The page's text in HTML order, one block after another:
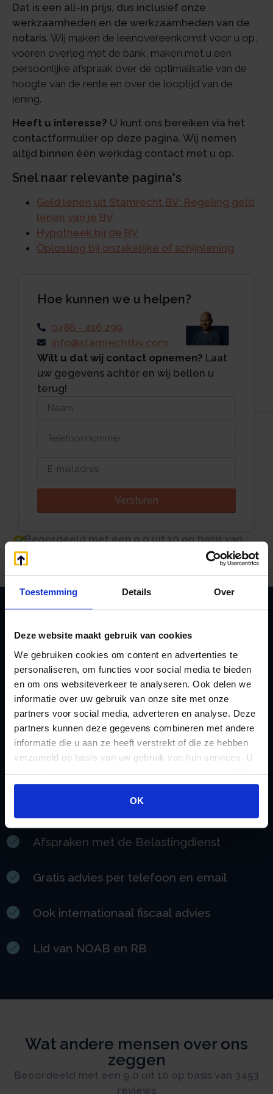
Toestemming Details Over
Deze website maakt gebruik van cookies
We gebruiken cookies om content en advertenties te
personaliseren, om functies voor social media te bieden
en om ons websiteverkeer te analyseren. Ook delen we
informatie over uw gebruik van onze site met onze
partners voor social media, adverteren en analyse. Deze
partners kunnen deze gegevens combineren met andere
informatie die u aan ze heeft verstrekt of die ze hebben
verzameld op basis van uw gebruik van hun services. U
gaat akkoord met onze cookies als u onze website blijft
gebruiken.
OK
Dat is een all-in prijs, dus inclusief onze
werkzaamheden en de werkzaamheden van de
notaris. Wij maken de leenovereenkomst voor u op,
voeren overleg met de bank, maken met u een
persoonlijke afspraak over de optimalisatie van de
hoogte van de rente en over de looptijd van de
lening.
Heeft u interesse? U kunt ons bereiken via het
contactformulier op deze pagina. Wij nemen
altijd binnen één werkdag contact met u op.
Snel naar relevante pagina's
Geld lenen uit Stamrecht BV: Regeling geld
lenen van je BV
Hypotheek bij de BV
Oplossing bij onzakelijke of schijnlening
Hoe kunnen we u helpen?
0486 - 416 299
info@stamrechtbv.com
Wilt u dat wij contact opnemen? Laat
uw gegevens achter en wij bellen u
terug!
Versturen
Beoordeeld met een 9.0 uit 10 op basis van
3453 reviews
Waarom u vanaf nu kiest voor
Kroese en Geraerts
Marktleider in Nederland
24/7 inzicht in uw administratie
Zeer lage tarieven
Altijd een vaste contactpersoon
Afspraken met de Belastingdienst
Gratis advies per telefoon en email
Ook internationaal fiscaal advies
Lid van NOAB en RB
Wat andere mensen over ons
zeggen
Beoordeeld met een 9.0 uit 10 op basis van 3453
reviews